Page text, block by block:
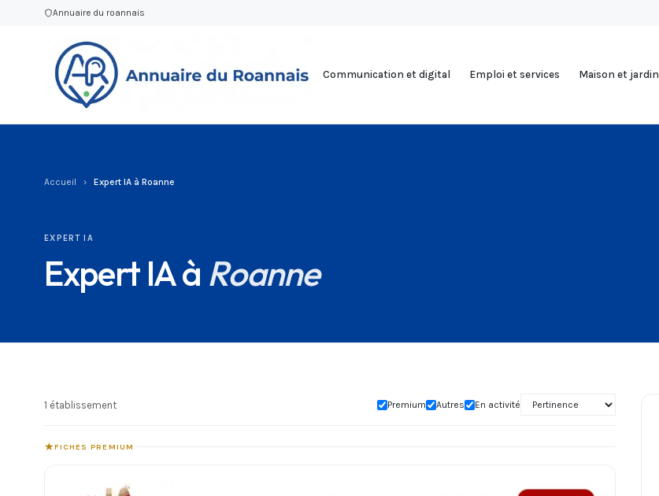
Annuaire du roannais
Communication et digital Emploi et services Maison et jardin
Accueil › Expert IA à Roanne
EXPERT IA
Expert IA à Roanne
1 établissement Premium Autres En activité
★FICHES PREMIUM